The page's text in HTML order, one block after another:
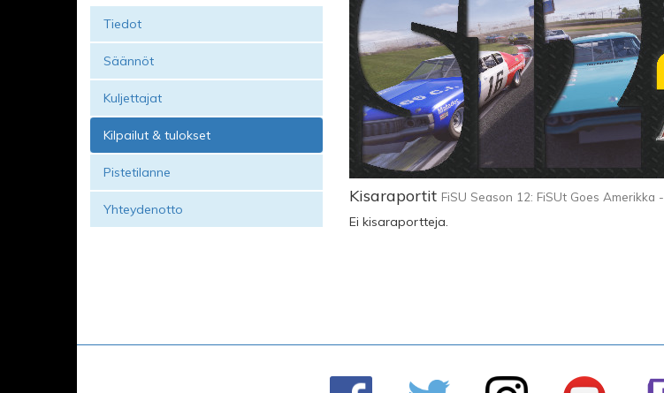
Tiedot
Säännöt
Kuljettajat
Kilpailut & tulokset
Pistetilanne
Yhteydenotto
Kisaraportit FiSU Season 12: FiSUt Goes Amerikka -
Ei kisaraportteja.